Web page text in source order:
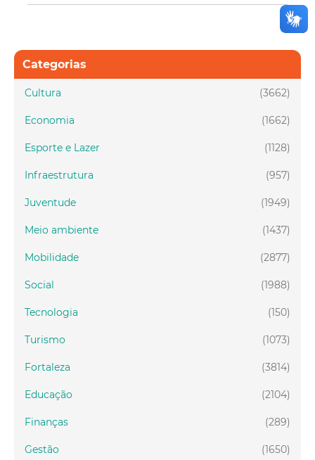
Categorias
(3662)
Cultura
(1662)
Economia
(1128)
Esporte e Lazer
(957)
Infraestrutura
(1949)
Juventude
(1437)
Meio ambiente
(2877)
Mobilidade
(1988)
Social
(150)
Tecnologia
(1073)
Turismo
(3814)
Fortaleza
(2104)
Educação
(289)
Finanças
(1650)
Gestão